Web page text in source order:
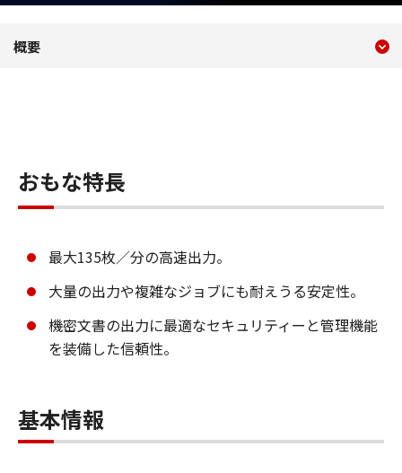
概要 imagePRESS 1135
概要
おもな特長
最大135枚／分の高速出力。
大量の出力や複雑なジョブにも耐えうる安定性。
機密文書の出力に最適なセキュリティーと管理機能
を装備した信頼性。
基本情報